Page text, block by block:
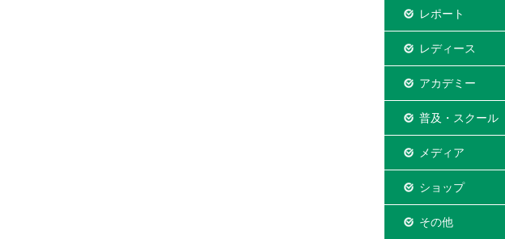
レポート
レディース
アカデミー
普及・スクール
メディア
ショップ
その他